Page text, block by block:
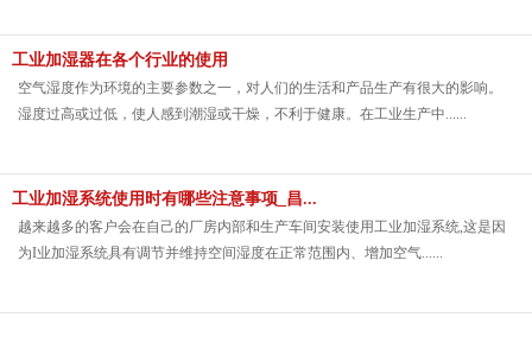
工业加湿器在各个行业的使用
空气湿度作为环境的主要参数之一，对人们的生活和产品生产有很大的影响。
湿度过高或过低，使人感到潮湿或干燥，不利于健康。在工业生产中......
工业加湿系统使用时有哪些注意事项_昌...
越来越多的客户会在自己的厂房内部和生产车间安装使用工业加湿系统,这是因
为I业加湿系统具有调节并维持空间湿度在正常范围内、增加空气......